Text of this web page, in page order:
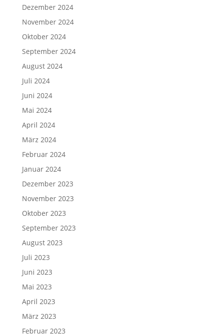
Dezember 2024
November 2024
Oktober 2024
September 2024
August 2024
Juli 2024
Juni 2024
Mai 2024
April 2024
März 2024
Februar 2024
Januar 2024
Dezember 2023
November 2023
Oktober 2023
September 2023
August 2023
Juli 2023
Juni 2023
Mai 2023
April 2023
März 2023
Februar 2023